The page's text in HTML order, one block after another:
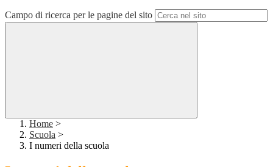
Campo di ricerca per le pagine del sito
Home >
Scuola >
I numeri della scuola